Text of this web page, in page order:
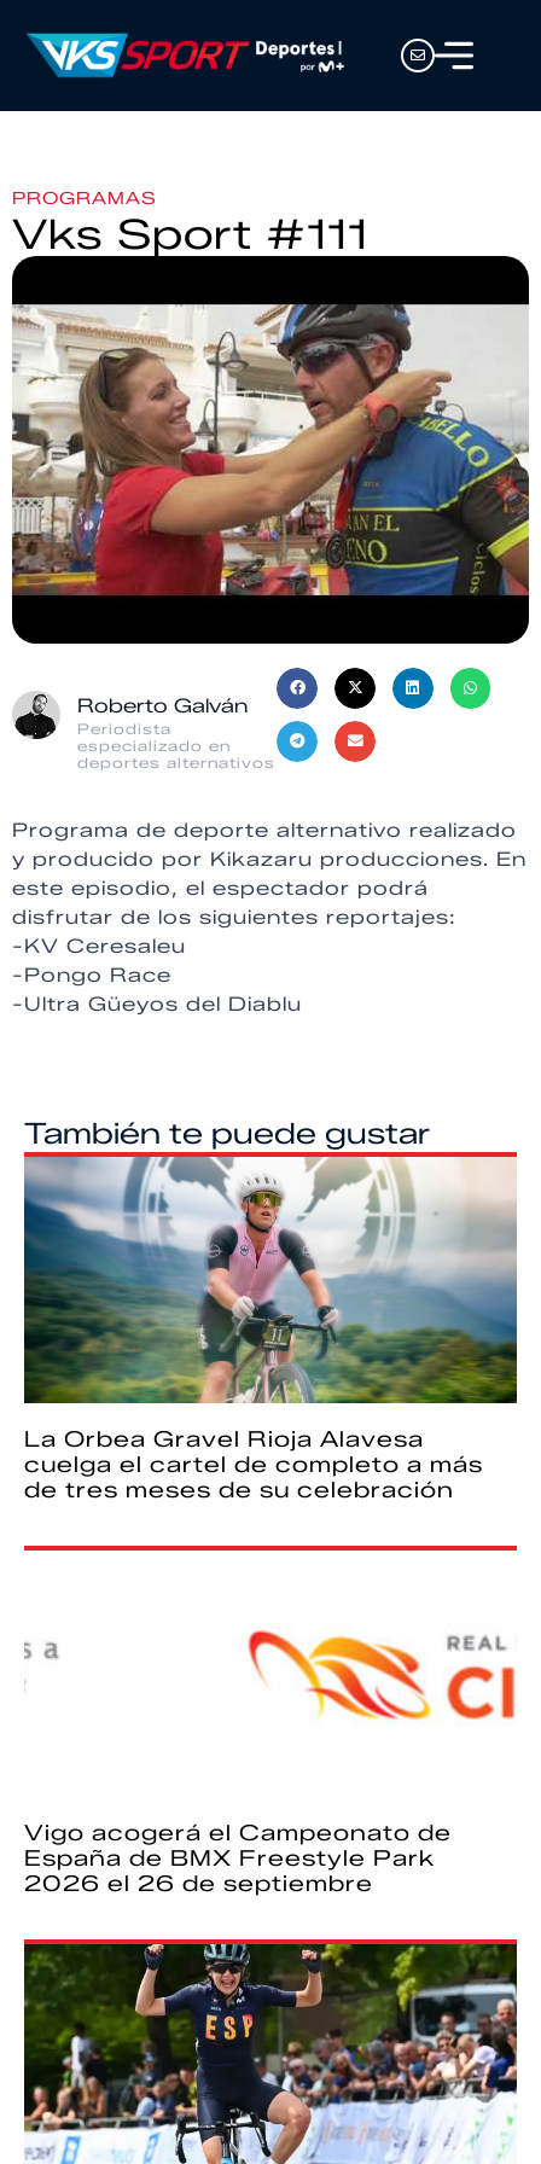
PROGRAMAS
Vks Sport #111
Roberto Galván
Periodista
especializado en
deportes alternativos
Programa de deporte alternativo realizado
y producido por Kikazaru producciones. En
este episodio, el espectador podrá
disfrutar de los siguientes reportajes:
-KV Ceresaleu
-Pongo Race
-Ultra Güeyos del Diablu
También te puede gustar
La Orbea Gravel Rioja Alavesa
cuelga el cartel de completo a más
de tres meses de su celebración
Vigo acogerá el Campeonato de
España de BMX Freestyle Park
2026 el 26 de septiembre